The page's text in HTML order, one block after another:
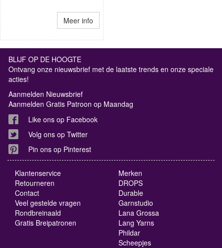
Meer info
BLIJF OP DE HOOGTE
Ontvang onze nieuwsbrief met de laatste trends en onze speciale
acties!
Aanmelden Nieuwsbrief
Aanmelden Gratis Patroon op Maandag
Like ons op Facebook
Volg ons op Twitter
Pin ons op Pinterest
Klantenservice
Retourneren
Contact
Veel gestelde vragen
Rondbreinaald
Gratis Breipatronen
Merken
DROPS
Durable
Garnstudio
Lana Grossa
Lang Yarns
Phildar
Scheepjes